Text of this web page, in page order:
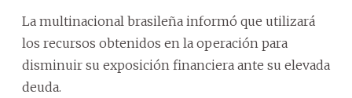
La multinacional brasileña informó que utilizará
los recursos obtenidos en la operación para
disminuir su exposición financiera ante su elevada
deuda.